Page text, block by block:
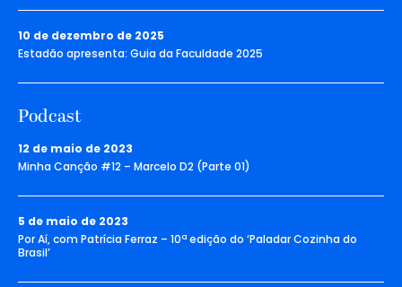
10 de dezembro de 2025
Estadão apresenta: Guia da Faculdade 2025
Podcast
12 de maio de 2023
Minha Canção #12 – Marcelo D2 (Parte 01)
5 de maio de 2023
Por Aí, com Patrícia Ferraz – 10ª edição do ‘Paladar Cozinha do
Brasil’